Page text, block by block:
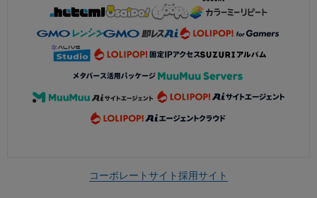
コーポレートサイト採用サイト